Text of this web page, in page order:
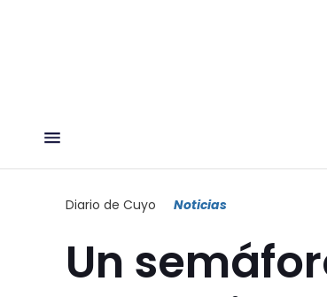
Diario de Cuyo Noticias
Un